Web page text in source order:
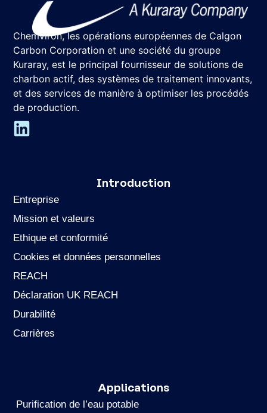
Chemviron, les opérations européennes de Calgon
Carbon Corporation et une société du groupe
Kuraray, est le principal fournisseur de solutions de
charbon actif, des systèmes de traitement innovants,
et des services de manière à optimiser les procédés
de production.
Introduction
Entreprise
Mission et valeurs
Ethique et conformité
Cookies et données personnelles
REACH
Déclaration UK REACH
Durabilité
Carrières
Applications
Purification de l’eau potable